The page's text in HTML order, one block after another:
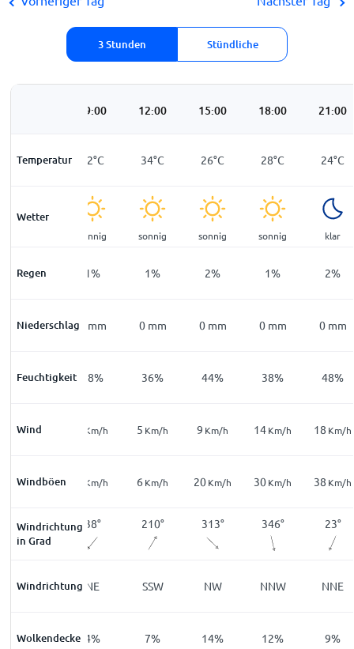
3 Stunden Stündliche
09:00 12:00 15:00 18:00 21:00
Temperatur
22°C 32°C 34°C 26°C 28°C 24°C
Wetter
sonnig sonnig sonnig sonnig klar
Regen
2% 1% 1% 2% 1% 2%
Niederschlag
0 mm 0 mm 0 mm 0 mm 0 mm 0 mm
Feuchtigkeit
48% 38% 36% 44% 38% 48%
Wind
13Km/h Km/h 5 Km/h 9 Km/h 14Km/h 18 Km/h
Windböen
26Km/h Km/h 6 Km/h 20Km/h 30Km/h 38 Km/h
Windrichtung
in Grad
34° 38° 210° 313° 346° 23°
Windrichtung
NE NE SSW NW NNW NNE
Wolkendecke
2% 4% 7% 14% 12% 9%